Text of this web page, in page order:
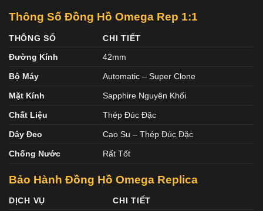
Thông Số Đồng Hồ Omega Rep 1:1
THÔNG SỐ
CHI TIẾT
Đường Kính
42mm
Bộ Máy Automatic – Super Clone
Mặt Kính Sapphire Nguyên Khối
Chất Liệu Thép Đúc Đặc
Dây Đeo Cao Su – Thép Đúc Đặc
Chống Nước Rất Tốt
Bảo Hành Đồng Hồ Omega Replica
DỊCH VỤ
CHI TIẾT